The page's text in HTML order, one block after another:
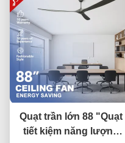
Quạt trần lớn 88 "Quạt
tiết kiệm năng lượng